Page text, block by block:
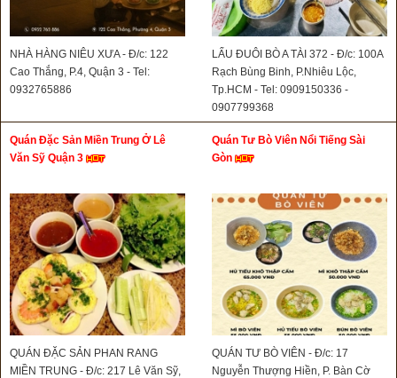
NHÀ HÀNG NIÊU XƯA - Đ/c: 122
Cao Thắng, P.4, Quận 3 - Tel:
0932765886
LẨU ĐUÔI BÒ A TÀI 372 - Đ/c: 100A
Rạch Bùng Binh, P.Nhiêu Lộc,
Tp.HCM - Tel: 0909150336 -
0907799368
Quán Đặc Sản Miền Trung Ở Lê
Văn Sỹ Quận 3
QUÁN ĐẶC SẢN PHAN RANG
MIỀN TRUNG - Đ/c: 217 Lê Văn Sỹ,
Quán Tư Bò Viên Nổi Tiếng Sài
Gòn
QUÁN TƯ BÒ VIÊN - Đ/c: 17
Nguyễn Thượng Hiền, P. Bàn Cờ